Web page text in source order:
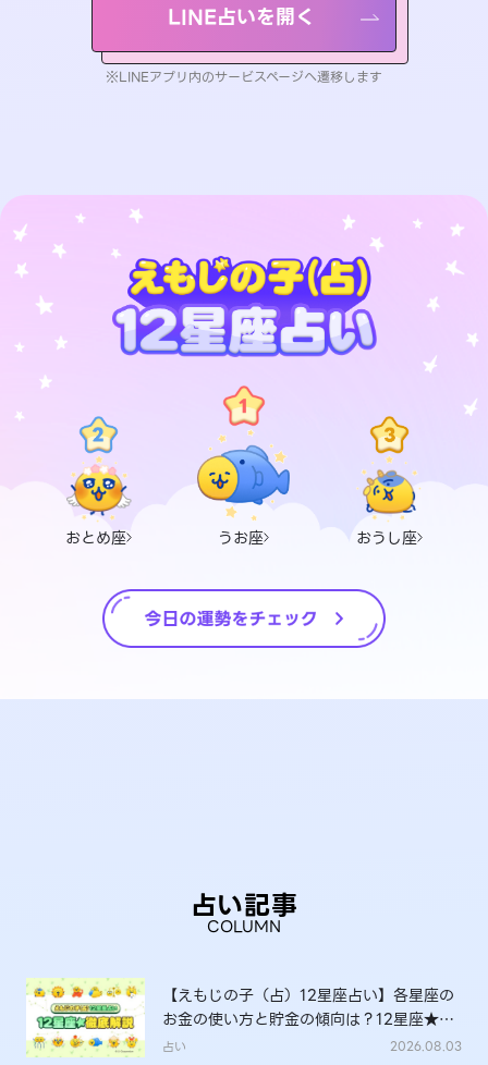
LINE占いを開く
※LINEアプリ内のサービスページへ遷移します
おとめ座 うお座 おうし座
占い記事
COLUMN
【えもじの子（占）12星座占い】各星座の
お金の使い方と貯金の傾向は？12星座★徹
底解説
占い 2026.08.03